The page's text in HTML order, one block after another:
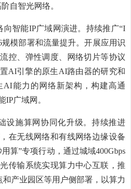
阶自智光网络。
向智能IP广域网演进。 持续推广“I
规模部署和流量提升。开展应用识
控、弹性调度 、网络切片等协议
AI引擎的原生AI路由器的研究和
AI能力的网络新架构，构建高通
IP广域网。
设施算网协同化升级。 持续推进
在无线网络和有线网络边缘设备
用算”专项行动，通过城域400Gbps
传输系统实现算力中心互联 ，推
和产业园区等用户侧部署，以算力